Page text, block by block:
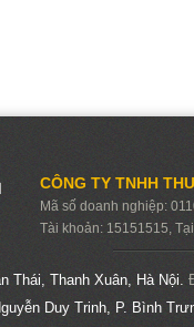
CÔNG TY TNHH
Mã số doanh nghiệp:
Tài khoản: 15151515,
Thái, Thanh Xuân, Hà Nội.
Duy Trinh, P. Bình